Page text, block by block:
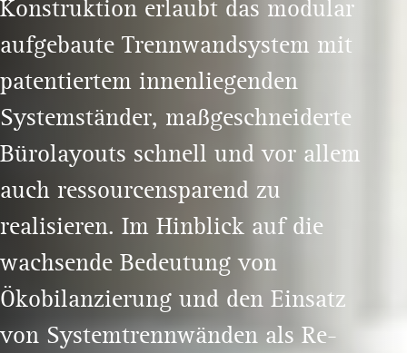
Konstruktion erlaubt das modular
aufgebaute Trennwandsystem mit
patentiertem innenliegenden
Systemständer, maßgeschneiderte
Bürolayouts schnell und vor allem
auch ressourcensparend zu
realisieren. Im Hinblick auf die
wachsende Bedeutung von
Ökobilanzierung und den Einsatz
von Systemtrennwänden als Re-